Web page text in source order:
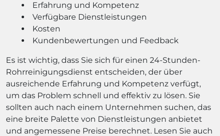
Erfahrung und Kompetenz
Verfügbare Dienstleistungen
Kosten
Kundenbewertungen und Feedback
Es ist wichtig, dass Sie sich für einen 24-Stunden-
Rohrreinigungsdienst entscheiden, der über
ausreichende Erfahrung und Kompetenz verfügt,
um das Problem schnell und effektiv zu lösen. Sie
sollten auch nach einem Unternehmen suchen, das
eine breite Palette von Dienstleistungen anbietet
und angemessene Preise berechnet. Lesen Sie auch